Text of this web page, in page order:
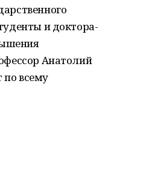
и доктора-
Анатолий
по всему